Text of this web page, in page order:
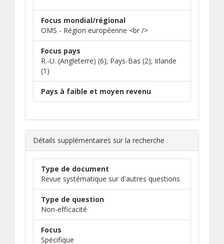
Focus mondial/régional
OMS - Région européenne <br />
Focus pays
R.-U. (Angleterre) (6); Pays-Bas (2); Irlande
(1)
Pays à faible et moyen revenu
Détails supplémentaires sur la recherche
Type de document
Revue systématique sur d'autres questions
Type de question
Non-efficacité
Focus
Spécifique